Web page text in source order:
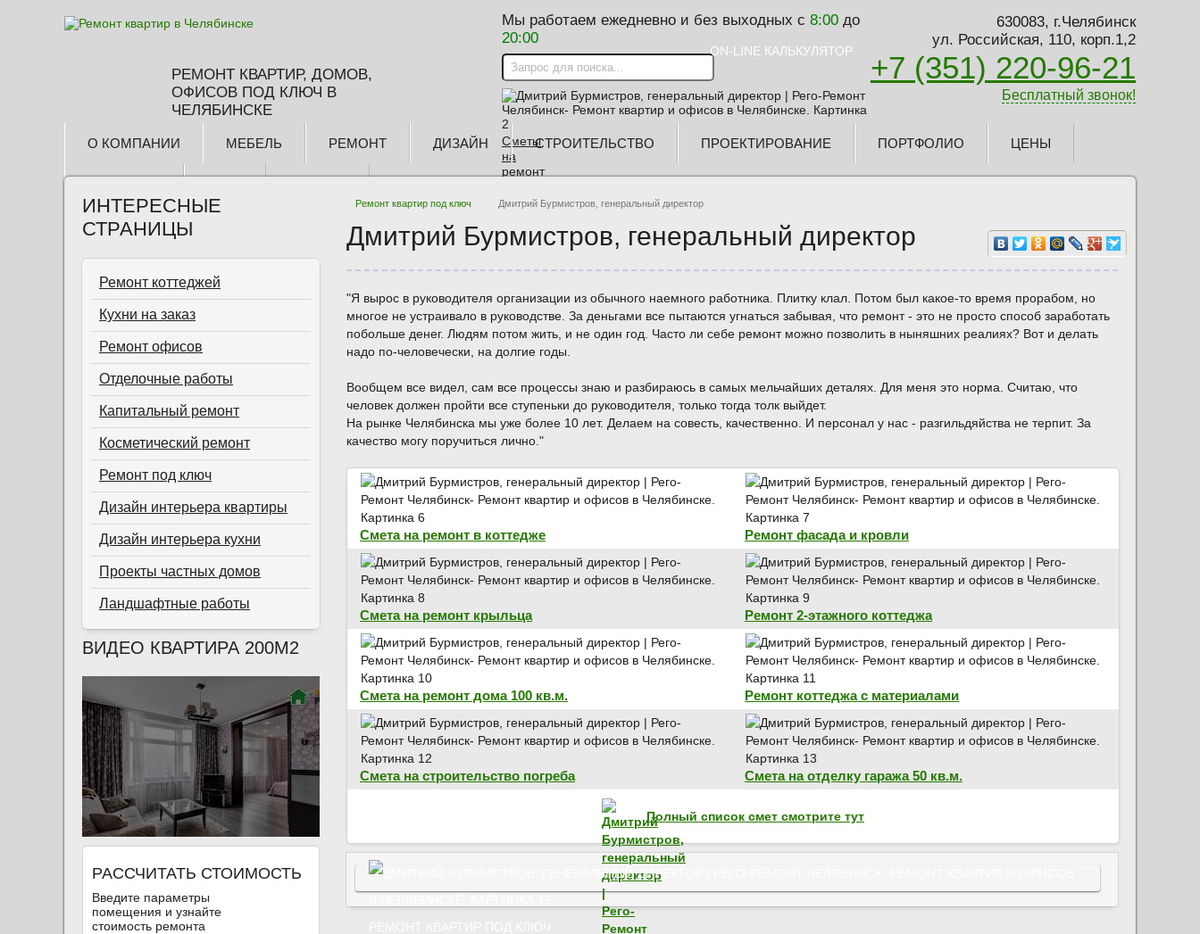
РЕМОНТ КВАРТИР, ДОМОВ,
ОФИСОВ ПОД КЛЮЧ В
ЧЕЛЯБИНСКЕ
Мы работаем ежедневно и без выходных с 8:00 до
20:00
ON-LINE КАЛЬКУЛЯТОР
Сметы
на
ремонт
Заказать
замер
Скидки и
акции
Вызвать
прораба
630083, г.Челябинск
ул. Российская, 110, корп.1,2
+7 (351) 220-96-21
Бесплатный звонок!
О КОМПАНИИ МЕБЕЛЬ РЕМОНТ ДИЗАЙН СТРОИТЕЛЬСТВО ПРОЕКТИРОВАНИЕ ПОРТФОЛИО ЦЕНЫ
Ремонт квартир под ключ Дмитрий Бурмистров, генеральный директор
Дмитрий Бурмистров, генеральный директор
"Я вырос в руководителя организации из обычного наемного работника. Плитку клал. Потом был какое-то время прорабом, но
многое не устраивало в руководстве. За деньгами все пытаются угнаться забывая, что ремонт - это не просто способ заработать
побольше денег. Людям потом жить, и не один год. Часто ли себе ремонт можно позволить в ныняшних реалиях? Вот и делать
надо по-человечески, на долгие годы.
Вообщем все видел, сам все процессы знаю и разбираюсь в самых мельчайших деталях. Для меня это норма. Считаю, что
человек должен пройти все ступеньки до руководителя, только тогда толк выйдет.
На рынке Челябинска мы уже более 10 лет. Делаем на совесть, качественно. И персонал у нас - разгильдяйства не терпит. За
качество могу поручиться лично."
Смета на ремонт в коттедже Ремонт фасада и кровли
Смета на ремонт крыльца Ремонт 2-этажного коттеджа
Смета на ремонт дома 100 кв.м. Ремонт коттеджа с материалами
Смета на строительство погреба Смета на отделку гаража 50 кв.м.
Полный список смет смотрите тут
ИНТЕРЕСНЫЕ
СТРАНИЦЫ
Ремонт коттеджей
Кухни на заказ
Ремонт офисов
Отделочные работы
Капитальный ремонт
Косметический ремонт
Ремонт под ключ
Дизайн интерьера квартиры
Дизайн интерьера кухни
Проекты частных домов
Ландшафтные работы
ВИДЕО КВАРТИРА 200М2
РАССЧИТАТЬ СТОИМОСТЬ
Введите параметры
помещения и узнайте
стоимость ремонта